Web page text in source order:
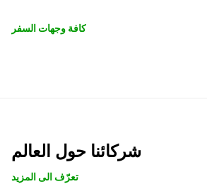
كافة وجهات السفر
شركائنا حول العالم
تعرّف الى المزيد